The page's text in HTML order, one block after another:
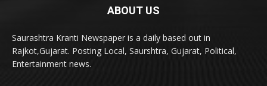
ABOUT US
Saurashtra Kranti Newspaper is a daily based out in
Rajkot,Gujarat. Posting Local, Saurshtra, Gujarat, Political,
Entertainment news.